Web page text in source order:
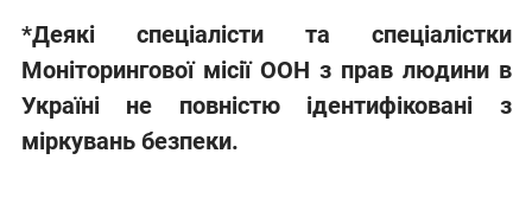
*Деякі спеціалісти та спеціалістки
Моніторингової місії ООН з прав людини в
Україні не повністю ідентифіковані з
міркувань безпеки.